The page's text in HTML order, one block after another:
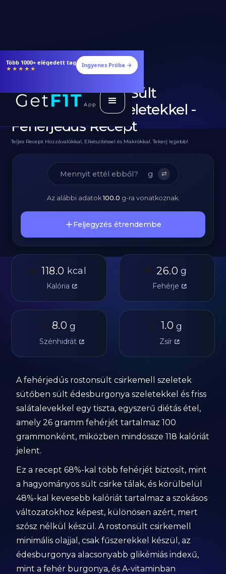
Étrendek, receptek és edzéstervek
★★★★★ Ingyenes Próba →
Diétás Csirkemell Sült
Édesburgonya Szeletekkel -
Fehérjedús Recept
Teljes Recept Hozzávalókkal, Elkészítéssel és Makrókkal. Tekerj lejjebb!
g ⇄
Az alábbi adatok100.0 g-ra vonatkoznak.
Feljegyzés étrendembe
🔥 118.0 kcal
Kalória
🥩 26.0 g
Fehérje
🥔 8.0 g
Szénhidrát
🫒 1.0 g
Zsír
A fehérjedús rostonsült csirkemell szeletek
sütőben sült édesburgonya szeletekkel és friss
salátalevekkel egy tiszta, egyszerű diétás étel,
amely 26 gramm fehérjét tartalmaz 100
grammonként, miközben mindössze 118 kalóriát
jelent.
Ez a recept 68%-kal több fehérjét biztosít, mint
a hagyományos sült csirke tálak, és körülbelül
48%-kal kevesebb kalóriát tartalmaz a szokásos
változatokhoz képest, különösen azért, mert
szósz nélkül készül. A rostonsült csirkemell
minimális olajjal, csak fűszerekkel készül, az
édesburgonya alacsonyabb glikémiás indexű,
mint a fehér burgonya, és A-vitaminban